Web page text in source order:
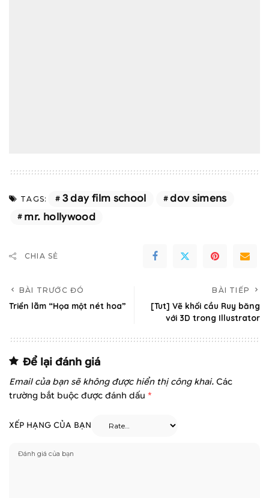
TAGS: 3 day film school
dov simens
mr. hollywood
CHIA SẺ
BÀI TRƯỚC ĐÓ
Triển lãm “Họa một nét hoa”
BÀI TIẾP
[Tut] Vẽ khối cầu Ruy băng
với 3D trong Illustrator
Để lại đánh giá
Email của bạn sẽ không được hiển thị công khai. Các
trường bắt buộc được đánh dấu *
XẾP HẠNG CỦA BẠN